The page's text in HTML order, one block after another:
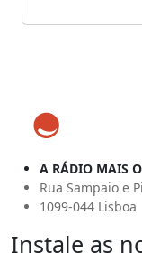
A RÁDIO MAIS
Rua Sampaio e
1099-044 Lisboa
Instale as